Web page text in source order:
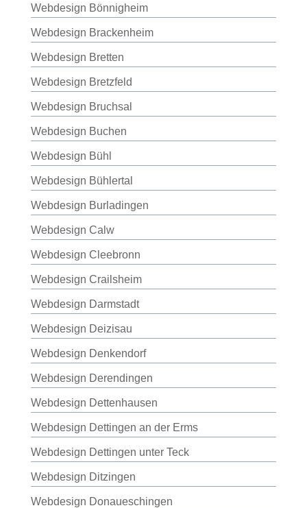
Webdesign Bönnigheim
Webdesign Brackenheim
Webdesign Bretten
Webdesign Bretzfeld
Webdesign Bruchsal
Webdesign Buchen
Webdesign Bühl
Webdesign Bühlertal
Webdesign Burladingen
Webdesign Calw
Webdesign Cleebronn
Webdesign Crailsheim
Webdesign Darmstadt
Webdesign Deizisau
Webdesign Denkendorf
Webdesign Derendingen
Webdesign Dettenhausen
Webdesign Dettingen an der Erms
Webdesign Dettingen unter Teck
Webdesign Ditzingen
Webdesign Donaueschingen